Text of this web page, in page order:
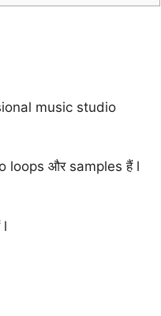
music studio
loops और samples हैं l
l